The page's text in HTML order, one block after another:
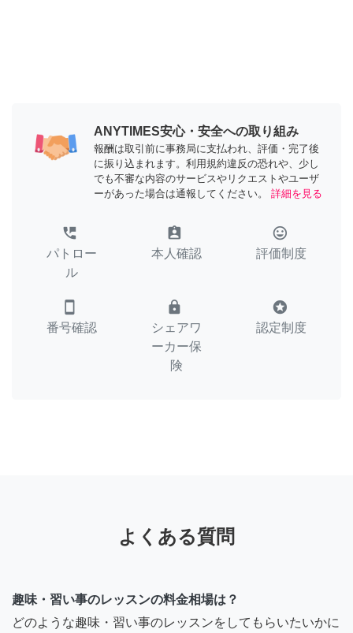
ANYTIMES安心・安全への取り組み
報酬は取引前に事務局に支払われ、評価・完了後
に振り込まれます。利用規約違反の恐れや、少し
でも不審な内容のサービスやリクエストやユーザ
ーがあった場合は通報してください。
詳細を見る
perm_phone_msg
パトロー
ル
assignment_ind
本人確認
tag_faces
評価制度
smartphone
番号確認
lock
シェアワ
ーカー保
険
stars
認定制度
よくある質問
趣味・習い事のレッスンの料金相場は？
どのような趣味・習い事のレッスンをしてもらいたいかに